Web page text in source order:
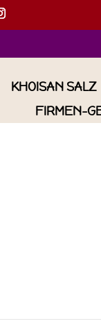
KHOISAN SALZ
FIRMEN-